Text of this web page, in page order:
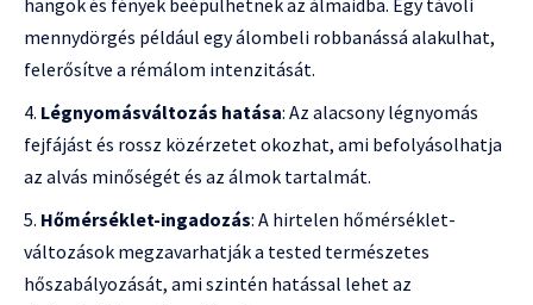
hangok és fények beépülhetnek az álmaidba. Egy távoli
mennydörgés például egy álombeli robbanássá alakulhat,
felerősítve a rémálom intenzitását.
Légnyomásváltozás hatása: Az alacsony légnyomás
fejfájást és rossz közérzetet okozhat, ami befolyásolhatja
az alvás minőségét és az álmok tartalmát.
Hőmérséklet-ingadozás: A hirtelen hőmérséklet-
változások megzavarhatják a tested természetes
hőszabályozását, ami szintén hatással lehet az